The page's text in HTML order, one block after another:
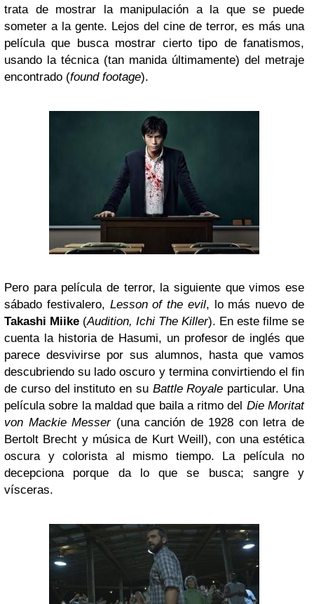
trata de mostrar la manipulación a la que se puede
someter a la gente. Lejos del cine de terror, es más una
película que busca mostrar cierto tipo de fanatismos,
usando la técnica (tan manida últimamente) del metraje
encontrado (found footage).
Pero para película de terror, la siguiente que vimos ese
sábado festivalero, Lesson of the evil, lo más nuevo de
Takashi Miike (Audition, Ichi The Killer). En este filme se
cuenta la historia de Hasumi, un profesor de inglés que
parece desvivirse por sus alumnos, hasta que vamos
descubriendo su lado oscuro y termina convirtiendo el fin
de curso del instituto en su Battle Royale particular. Una
película sobre la maldad que baila a ritmo del Die Moritat
von Mackie Messer (una canción de 1928 con letra de
Bertolt Brecht y música de Kurt Weill), con una estética
oscura y colorista al mismo tiempo. La película no
decepciona porque da lo que se busca; sangre y
vísceras.